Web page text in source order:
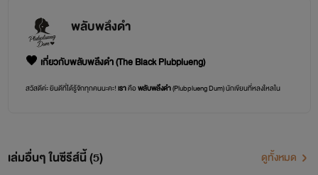
พลับพลึงดำ
🖤 เกี่ยวกับพลับพลึงดำ (The Black Plubplueng)
สวัสดีค่ะ ยินดีที่ได้รู้จักทุกคนนะคะ!เราคือพลับพลึงดำ(Plubplueng Dum) นักเขียนที่หลงใหลใน
นิยามงานเขียน:
ชอบพาผู้อ่านไปดำดิ่งสู่ห้วงลึกของจิตใจมนุษย์ โดยเฉพาะเรื่องราวที่เต็มไปด้วย
เล่มอื่นๆ ในซีรีส์นี้ (5) ดูทั้งหมด